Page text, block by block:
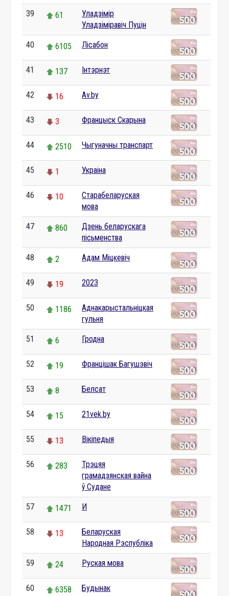
39 61
Уладзімір
Уладзіміравіч Пуцін
40 6105 Лісабон
41 137 Інтэрнэт
42 16 Av.by
43 3 Францыск Скарына
44 2510 Чыгуначны транспарт
45 1 Украіна
46 10
Старабеларуская
мова
47 860
Дзень беларускага
пісьменства
48 2 Адам Міцкевіч
49 19 2023
50 1186
Аднакарыстальніцкая
гульня
51 6 Гродна
52 19 Францішак Багушэвіч
53 8 Белсат
54 15 21vek.by
55 13 Вікіпедыя
56 283
Трэцяя
грамадзянская вайна
ў Судане
57 1471 И
58 13
Беларуская
Народная Рэспубліка
59 24 Руская мова
60 6358 Будынак